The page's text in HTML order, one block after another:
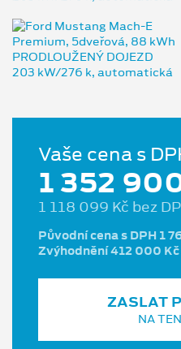
Vaše cena s
1 352
1 118 099 Kč bez
Původní cena s DPH 1
Zvýhodnění 412 000 Kč
ZASLAT
NA